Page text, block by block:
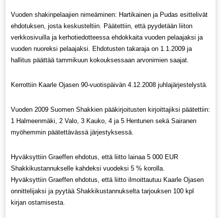
Vuoden shakinpelaajien nimeäminen: Hartikainen ja Pudas esittelivät
ehdotuksen, josta keskusteltiin. Päätettiin, että pyydetään liiton
verkkosivuilla ja kerhotiedotteessa ehdokkaita vuoden pelaajaksi ja
vuoden nuoreksi pelaajaksi. Ehdotusten takaraja on 1.1.2009 ja
hallitus päättää tammikuun kokouksessaan arvonimien saajat.
Kerrottiin Kaarle Ojasen 90-vuotispäivän 4.12.2008 juhlajärjestelystä.
Vuoden 2009 Suomen Shakkien pääkirjoitusten kirjoittajiksi päätettiin:
1 Halmeenmäki, 2 Valo, 3 Kauko, 4 ja 5 Hentunen sekä Sairanen
myöhemmin päätettävässä järjestyksessä.
Hyväksyttiin Graeffen ehdotus, että liitto lainaa 5 000 EUR
Shakkikustannukselle kahdeksi vuodeksi 5 % korolla.
Hyväksyttiin Graeffen ehdotus, että liitto ilmoittautuu Kaarle Ojasen
onnittelijaksi ja pyytää Shakkikustannukselta tarjouksen 100 kpl
kirjan ostamisesta.